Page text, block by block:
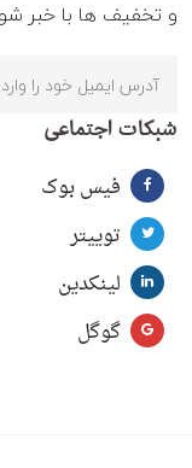
و تخفیف ها با خبر
شبکات اجتماعی
فیس بوک
توییتر
لینکدین
گوگل